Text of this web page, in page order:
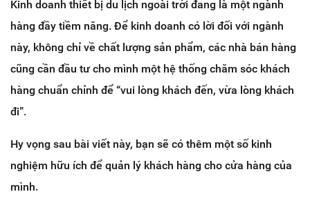
Kinh doanh thiết bị du lịch ngoài trời đang là một ngành
hàng đầy tiềm năng. Để kinh doanh có lời đối với ngành
này, không chỉ về chất lượng sản phẩm, các nhà bán hàng
cũng cần đầu tư cho mình một hệ thống chăm sóc khách
hàng chuẩn chỉnh để “vui lòng khách đến, vừa lòng khách
đi”.
Hy vọng sau bài viết này, bạn sẽ có thêm một số kinh
nghiệm hữu ích để quản lý khách hàng cho cửa hàng của
mình.